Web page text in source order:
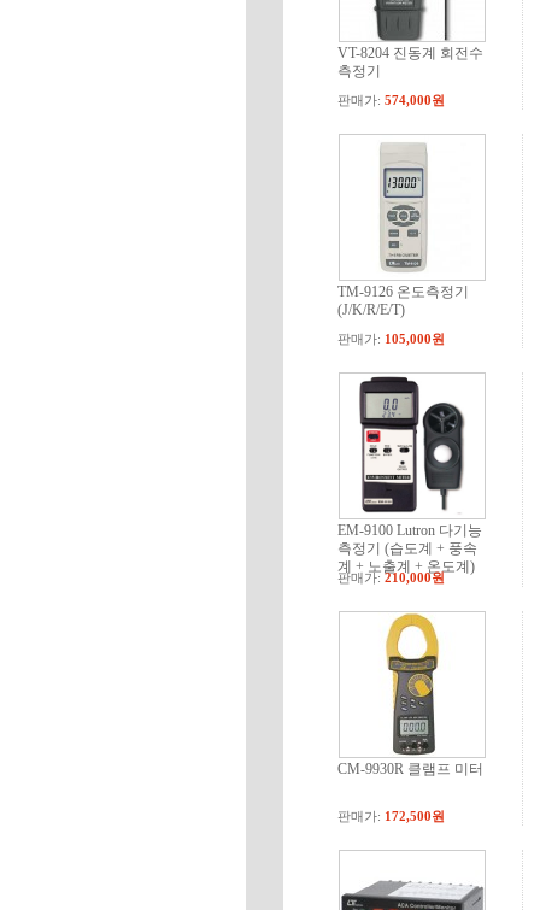
VT-8204 진동계 회전수
측정기
판매가:574,000원
TM-9126 온도측정기
(J/K/R/E/T)
판매가: 105,000원
EM-9100 Lutron 다기능
측정기 (습도계 + 풍속
계 + 노출계 + 온도계)
판매가:210,000원
CM-9930R 클램프 미터
판매가: 172,500원